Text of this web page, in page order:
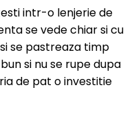
intr-o lenjerie de
se vede chiar si cu
se pastreaza timp
si nu se rupe dupa
de pat o investitie